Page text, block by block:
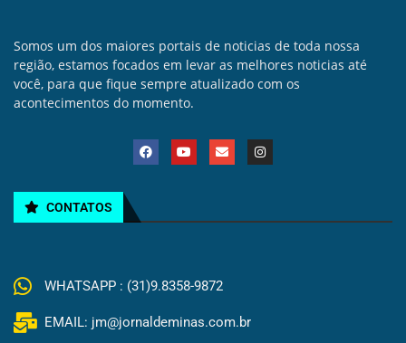
Somos um dos maiores portais de noticias de toda nossa
região, estamos focados em levar as melhores noticias até
você, para que fique sempre atualizado com os
acontecimentos do momento.
CONTATOS
WHATSAPP : (31)9.8358-9872
EMAIL: jm@jornaldeminas.com.br